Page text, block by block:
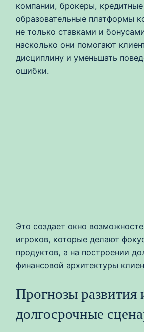
компании, брокеры,
образовательные платформы
не только ставками и
насколько они помогают
дисциплину и уменьшать
ошибки.
Это создает окно
игроков, которые делают
продуктов, а на построении
финансовой архитектуры
Прогнозы развития
долгосрочные